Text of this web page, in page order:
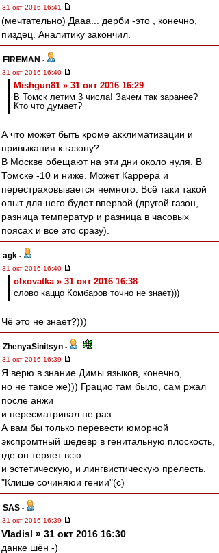
31 окт 2016 16:41
(мечтательно) Дааа... дерби -это , конечно,
пиздец. Аналитику закончил.
FIREMAN -
31 окт 2016 16:40
Mishgun81 » 31 окт 2016 16:29
В Томск летим 3 числа! Зачем так заранее?
Кто что думает?
А что может быть кроме акклиматизации и
привыкания к газону?
В Москве обещают на эти дни около нуля. В
Томске -10 и ниже. Может Каррера и
перестраховывается немного. Всё таки такой
опыт для него будет впервой (другой газон,
разница температур и разница в часовых
поясах и все это сразу).
agk -
31 окт 2016 16:40
olxovatka » 31 окт 2016 16:38
слово каццо Комбаров точно не знает)))
Чё это не знает?)))
ZhenyaSinitsyn -
31 окт 2016 16:39
Я верю в знание Димы языков, конечно,
но не такое же))) Грацио там было, сам ржал
после анжи
и пересматривал не раз.
А вам бы только перевести юморной
экспромтный шедевр в генитальную плоскость,
где он теряет всю
и эстетическую, и лингвистическую прелесть.
"Клише сочиняюи гении"(с)
SAS -
31 окт 2016 16:39
Vladisl » 31 окт 2016 16:30
данке шён -)